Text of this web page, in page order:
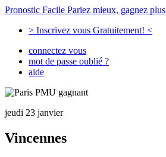
Pronostic Facile Pariez mieux, gagnez plus
> Inscrivez vous Gratuitement! <
connectez vous
mot de passe oublié ?
aide
jeudi 23 janvier
Vincennes